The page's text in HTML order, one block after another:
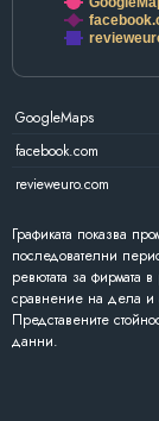
GoogleMaps
facebook.com
revieweuro.com
Графиката показва
последователни
ревютата за фирмата
сравнение на дела и
Представените
данни.